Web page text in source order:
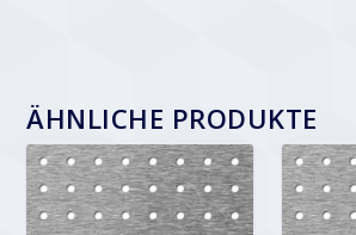
ÄHNLICHE PRODUKTE